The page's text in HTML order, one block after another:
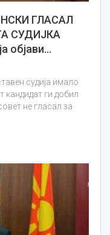
ГЛАСАЛ
СУДИЈКА
објави…
судија имало
кандидат ги добил
не гласал за